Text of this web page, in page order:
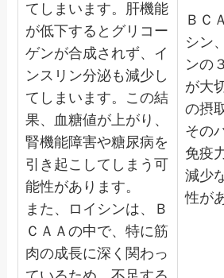
てしまいます。肝機能
が低下するとグリコー
ゲンが合成されず、イ
ンスリン分泌も減少し
てしまいます。この結
果、血糖値が上がり、
腎機能障害や糖尿病を
引き起こしてしまう可
能性があります。
また、ロイシンは、Ｂ
ＣＡＡの中で、特に筋
肉の成長に深く関わっ
ＢＣ
シン
ンの
が大
の摂
その
免疫
減少
性が